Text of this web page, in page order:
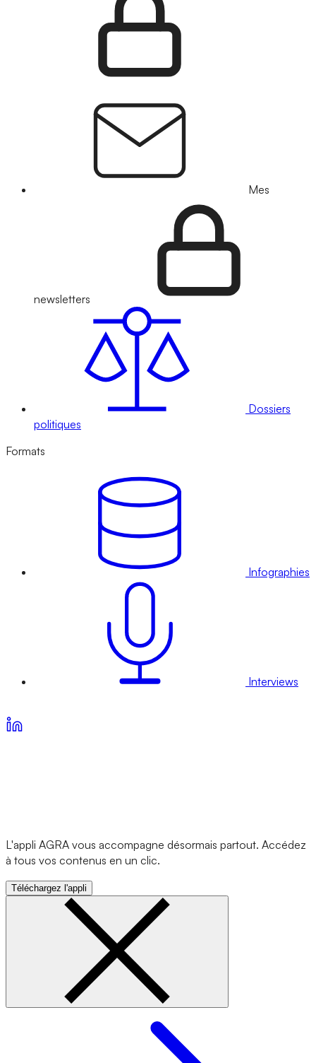
Mes
newsletters
Dossiers
politiques
Formats
Infographies
Interviews
L'appli AGRA vous accompagne désormais partout. Accédez
à tous vos contenus en un clic.
Téléchargez l'appli